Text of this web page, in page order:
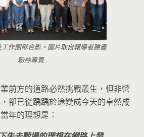
作團隊合影。圖片取自報導者臉書
粉絲專頁
前方的道路必然挑戰叢生，但非營
卻已從踽踽於途變成今天的卓然成
年的理想是：